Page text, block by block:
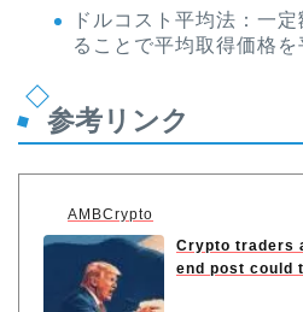
ドルコスト平均法：一
ることで平均取得価格を
参考リンク
AMBCrypto
Crypto traders
end post could